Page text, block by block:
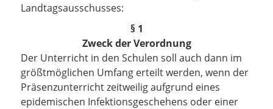
Landtagsausschusses:
§ 1
Zweck der Verordnung
Der Unterricht in den Schulen soll auch dann im
größtmöglichen Umfang erteilt werden, wenn der
Präsenzunterricht zeitweilig aufgrund eines
epidemischen Infektionsgeschehens oder einer